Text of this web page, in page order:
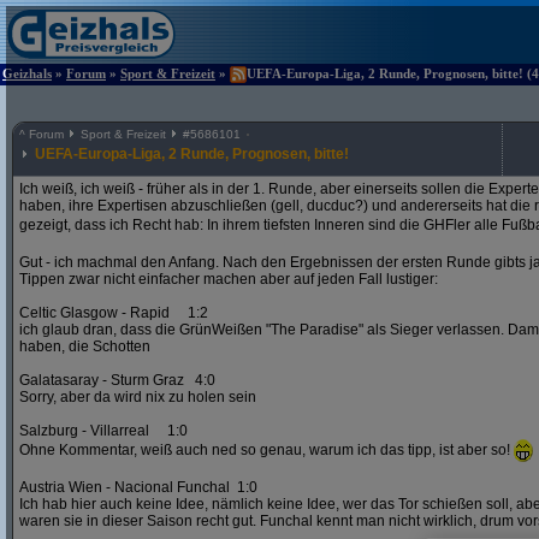
Geizhals » Forum » Sport & Freizeit » UEFA-Europa-Liga, 2 Runde, Prognosen, bitte!
^ Forum Sport & Freizeit #5686101
UEFA-Europa-Liga, 2 Runde, Prognosen, bitte!
Ich weiß, ich weiß - früher als in der 1. Runde, aber einerseits sollen die
haben, ihre Expertisen abzuschließen (gell, ducduc?) und andererseits hat die
gezeigt, dass ich Recht hab: In ihrem tiefsten Inneren sind die GHFler alle
Gut - ich machmal den Anfang. Nach den Ergebnissen der ersten Runde gibts
Tippen zwar nicht einfacher machen aber auf jeden Fall lustiger:
Celtic Glasgow - Rapid 1:2
ich glaub dran, dass die GrünWeißen "The Paradise" als Sieger verlassen.
haben, die Schotten
Galatasaray - Sturm Graz 4:0
Sorry, aber da wird nix zu holen sein
Salzburg - Villarreal 1:0
Ohne Kommentar, weiß auch ned so genau, warum ich das tipp, ist aber so!
Austria Wien - Nacional Funchal 1:0
Ich hab hier auch keine Idee, nämlich keine Idee, wer das Tor schießen soll,
waren sie in dieser Saison recht gut. Funchal kennt man nicht wirklich, drum